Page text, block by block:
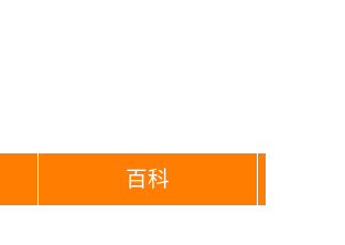
百科